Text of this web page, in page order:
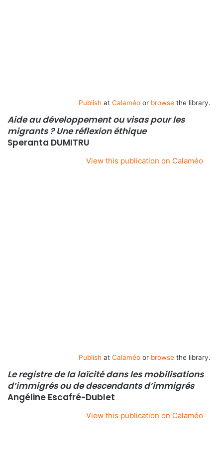
Publish at Calaméoor browsethe library.
Aide au développement ou visas pour les
migrants ? Une réflexion éthique
Speranta DUMITRU
View this publication on Calaméo
Publish at Calaméoor browsethe library.
Le registre de la laïcité dans les mobilisations
d’immigrés ou de descendants d’immigrés
Angéline Escafré-Dublet
View this publication on Calaméo